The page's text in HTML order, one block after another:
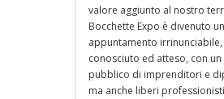
valore aggiunto al nostro
Bocchette Expo è divenuto un
appuntamento irrinunciabile,
conosciuto ed atteso, con un
pubblico di imprenditori e
ma anche liberi